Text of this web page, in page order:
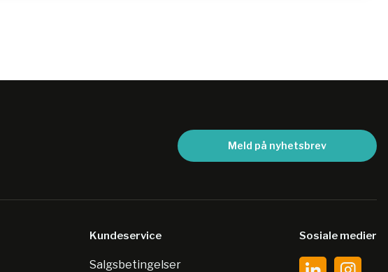
Meld på nyhetsbrev
Kundeservice
Salgsbetingelser
Sosiale medier